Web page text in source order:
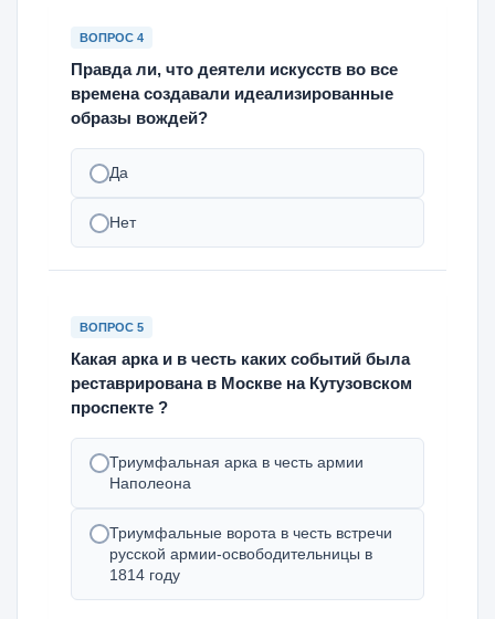
ВОПРОС 4
Правда ли, что деятели искусств во все
времена создавали идеализированные
образы вождей?
Да
Нет
ВОПРОС 5
Какая арка и в честь каких событий была
реставрирована в Москве на Кутузовском
проспекте ?
Триумфальная арка в честь армии
Наполеона
Триумфальные ворота в честь встречи
русской армии-освободительницы в
1814 году